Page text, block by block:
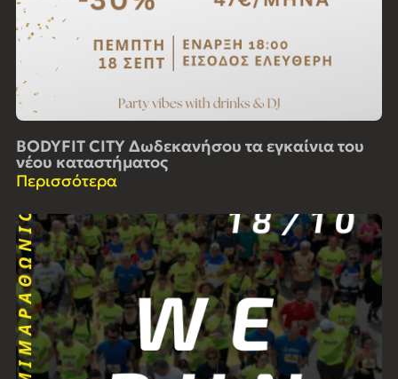
BODYFIT CITY Δωδεκανήσου τα εγκαίνια του
νέου καταστήματος
Περισσότερα